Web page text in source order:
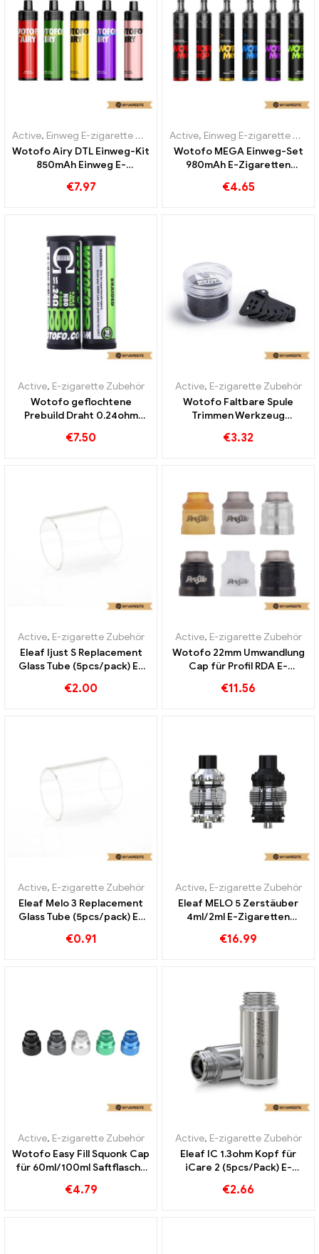
Active, Einweg E-zigarette mit Nikotin ,Einweg E-Zigaretten
Wotofo Airy DTL Einweg-Kit
850mAh Einweg E-
Custom
€7.97
Active, Einweg E-zigarette mit Nikotin
Wotofo MEGA Einweg-Set
980mAh E-Zigaretten
€4.65
Active, E-zigarette Zubehör
Wotofo geflochtene
Prebuild Draht 0.24ohm
Zigaretten Großhandel丨
€7.50
Active, E-zigarette Zubehör
Wotofo Faltbare Spule
Trimmen Werkzeug
Großhandel丨Custom
€3.32
Active, E-zigarette Zubehör
Eleaf Ijust S Replacement
Glass Tube (5pcs/pack) E-
Custom
€2.00
Active, E-zigarette Zubehör
Wotofo 22mm Umwandlung
Cap für Profil RDA E-
Custom
€11.56
Active, E-zigarette Zubehör
Eleaf Melo 3 Replacement
Glass Tube (5pcs/pack) E-
Custom
€0.91
Active, E-zigarette Zubehör
Eleaf MELO 5 Zerstäuber
4ml/2ml E-Zigaretten
€16.99
Active, E-zigarette Zubehör
Wotofo Easy Fill Squonk Cap
für 60ml/100ml Saftflasche
Custom
€4.79
Active, E-zigarette Zubehör
Eleaf IC 1.3ohm Kopf für
iCare 2 (5pcs/Pack) E-
Custom
€2.66